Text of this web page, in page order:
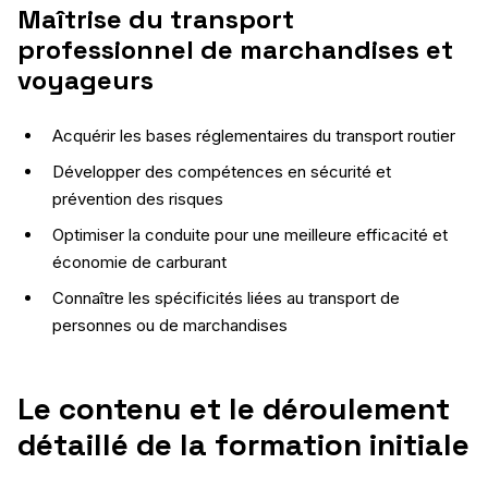
Maîtrise du transport
professionnel de marchandises et
voyageurs
Acquérir les bases réglementaires du transport routier
Développer des compétences en sécurité et
prévention des risques
Optimiser la conduite pour une meilleure efficacité et
économie de carburant
Connaître les spécificités liées au transport de
personnes ou de marchandises
Le contenu et le déroulement
détaillé de la formation initiale